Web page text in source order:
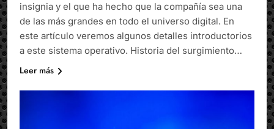
insignia y el que ha hecho que la compañía sea una
de las más grandes en todo el universo digital. En
este artículo veremos algunos detalles introductorios
a este sistema operativo. Historia del surgimiento…
Leer más